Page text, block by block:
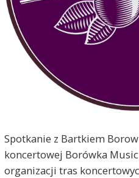
Spotkanie z Bartkiem
koncertowej Borówka
organizacji tras